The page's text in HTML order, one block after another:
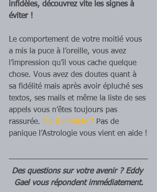
infidèles, découvrez vite les signes à
éviter !
Le comportement de votre moitié vous
a mis la puce à l’oreille, vous avez
l’impression qu’il vous cache quelque
chose. Vous avez des doutes quant à
sa fidélité mais après avoir épluché ses
textos, ses mails et même la liste de ses
appels vous n’êtes toujours pas
rassurée. Est-il infidèle ? Pas de
panique l’Astrologie vous vient en aide !
Des questions sur votre avenir ? Eddy
Gael vous répondent immédiatement.